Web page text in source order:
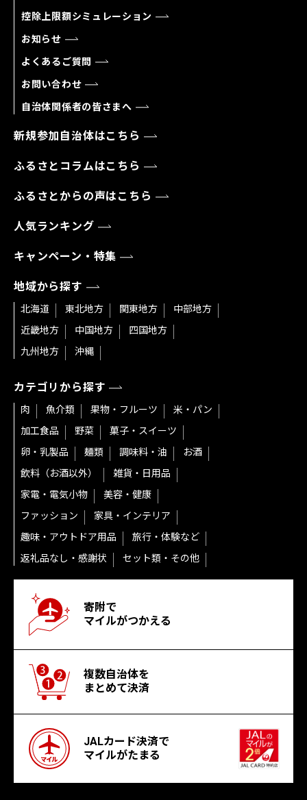
控除上限額シミュレーション
お知らせ
よくあるご質問
お問い合わせ
自治体関係者の皆さまへ
新規参加自治体はこちら
ふるさとコラムはこちら
ふるさとからの声はこちら
人気ランキング
キャンペーン・特集
地域から探す
北海道 東北地方 関東地方
中部地方
近畿地方
中国地方
四国地方
九州地方
沖縄
カテゴリから探す
肉 魚介類 果物・フルーツ
米・パン
加工食品
野菜
菓子・スイーツ
卵・乳製品
麺類 調味料・油
お酒
飲料（お酒以外）
雑貨・日用品
家電・電気小物
美容・健康
ファッション
家具・インテリア
趣味・アウトドア用品
旅行・体験など
返礼品なし・感謝状
セット類・その他
寄附で
マイルがつかえる
複数自治体を
まとめて決済
JALカード決済で
マイルがたまる